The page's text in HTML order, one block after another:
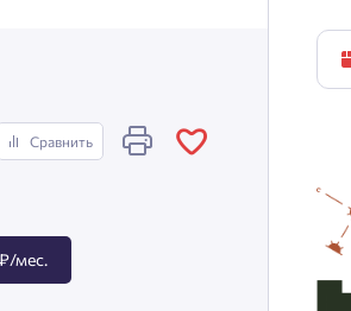
Сравнить
мес.